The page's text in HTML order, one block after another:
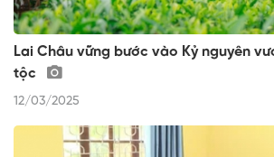
Lai Châu vững bước vào Kỷ nguyên
tộc
12/03/2025